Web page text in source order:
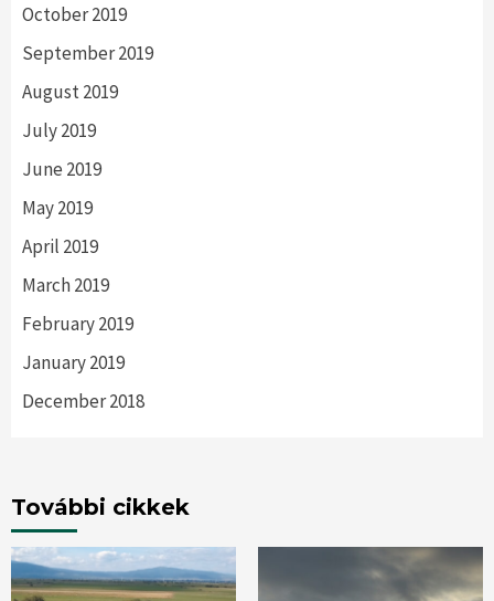
October 2019
September 2019
August 2019
July 2019
June 2019
May 2019
April 2019
March 2019
February 2019
January 2019
December 2018
További cikkek